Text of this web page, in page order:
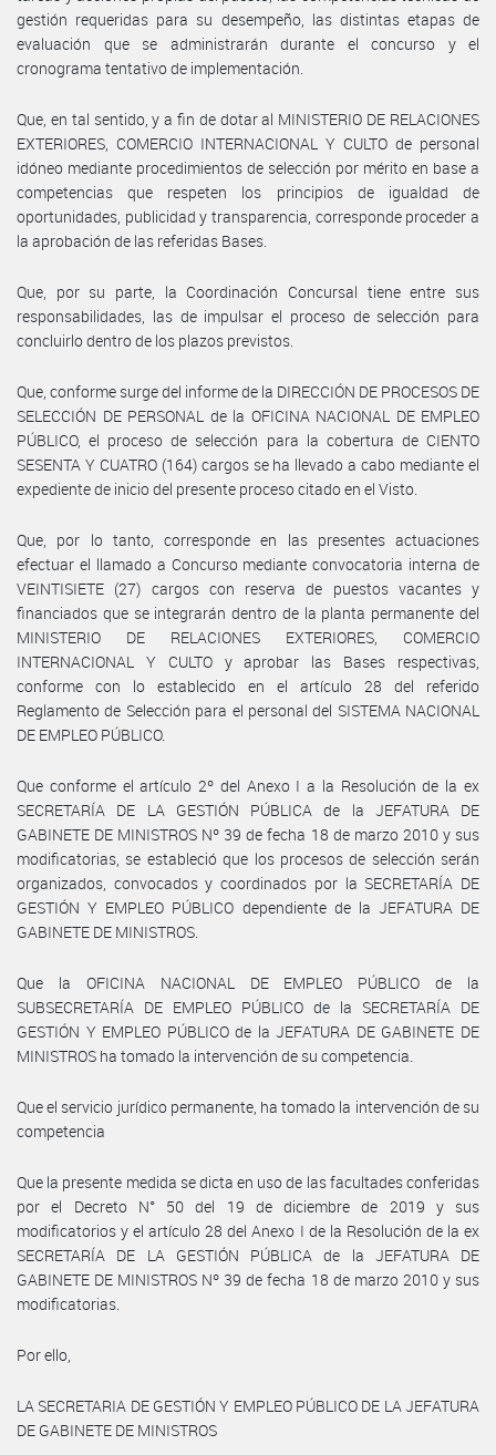
gestión requeridas para su desempeño, las distintas etapas de
evaluación que se administrarán durante el concurso y el
cronograma tentativo de implementación.
Que, en tal sentido, y a fin de dotar al MINISTERIO DE RELACIONES
EXTERIORES, COMERCIO INTERNACIONAL Y CULTO de personal
idóneo mediante procedimientos de selección por mérito en base a
competencias que respeten los principios de igualdad de
oportunidades, publicidad y transparencia, corresponde proceder a
la aprobación de las referidas Bases.
Que, por su parte, la Coordinación Concursal tiene entre sus
responsabilidades, las de impulsar el proceso de selección para
concluirlo dentro de los plazos previstos.
Que, conforme surge del informe de la DIRECCIÓN DE PROCESOS DE
SELECCIÓN DE PERSONAL de la OFICINA NACIONAL DE EMPLEO
PÚBLICO, el proceso de selección para la cobertura de CIENTO
SESENTA Y CUATRO (164) cargos se ha llevado a cabo mediante el
expediente de inicio del presente proceso citado en el Visto.
Que, por lo tanto, corresponde en las presentes actuaciones
efectuar el llamado a Concurso mediante convocatoria interna de
VEINTISIETE (27) cargos con reserva de puestos vacantes y
financiados que se integrarán dentro de la planta permanente del
MINISTERIO DE RELACIONES EXTERIORES, COMERCIO
INTERNACIONAL Y CULTO y aprobar las Bases respectivas,
conforme con lo establecido en el artículo 28 del referido
Reglamento de Selección para el personal del SISTEMA NACIONAL
DE EMPLEO PÚBLICO.
Que conforme el artículo 2º del Anexo I a la Resolución de la ex
SECRETARÍA DE LA GESTIÓN PÚBLICA de la JEFATURA DE
GABINETE DE MINISTROS Nº 39 de fecha 18 de marzo 2010 y sus
modificatorias, se estableció que los procesos de selección serán
organizados, convocados y coordinados por la SECRETARÍA DE
GESTIÓN Y EMPLEO PÚBLICO dependiente de la JEFATURA DE
GABINETE DE MINISTROS.
Que la OFICINA NACIONAL DE EMPLEO PÚBLICO de la
SUBSECRETARÍA DE EMPLEO PÚBLICO de la SECRETARÍA DE
GESTIÓN Y EMPLEO PÚBLICO de la JEFATURA DE GABINETE DE
MINISTROS ha tomado la intervención de su competencia.
Que el servicio jurídico permanente, ha tomado la intervención de su
competencia
Que la presente medida se dicta en uso de las facultades conferidas
por el Decreto N° 50 del 19 de diciembre de 2019 y sus
modificatorios y el artículo 28 del Anexo I de la Resolución de la ex
SECRETARÍA DE LA GESTIÓN PÚBLICA de la JEFATURA DE
GABINETE DE MINISTROS Nº 39 de fecha 18 de marzo 2010 y sus
modificatorias.
Por ello,
LA SECRETARIA DE GESTIÓN Y EMPLEO PÚBLICO DE LA JEFATURA
DE GABINETE DE MINISTROS